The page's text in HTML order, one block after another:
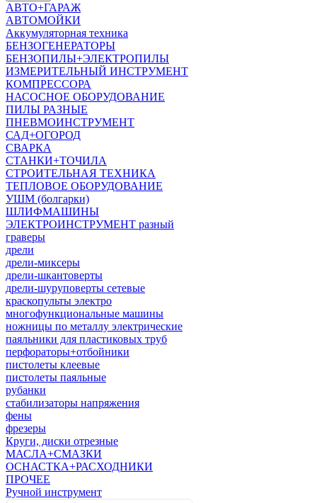
АВТО+ГАРАЖ
АВТОМОЙКИ
Аккумуляторная техника
БЕНЗОГЕНЕРАТОРЫ
БЕНЗОПИЛЫ+ЭЛЕКТРОПИЛЫ
ИЗМЕРИТЕЛЬНЫЙ ИНСТРУМЕНТ
КОМПРЕССОРА
НАСОСНОЕ ОБОРУДОВАНИЕ
ПИЛЫ РАЗНЫЕ
ПНЕВМОИНСТРУМЕНТ
САД+ОГОРОД
СВАРКА
СТАНКИ+ТОЧИЛА
СТРОИТЕЛЬНАЯ ТЕХНИКА
ТЕПЛОВОЕ ОБОРУДОВАНИЕ
УШМ (болгарки)
ШЛИФМАШИНЫ
ЭЛЕКТРОИНСТРУМЕНТ разный
граверы
дрели
дрели-миксеры
дрели-шкантоверты
дрели-шуруповерты сетевые
краскопульты электро
многофункциональные машины
ножницы по металлу электрические
паяльники для пластиковых труб
перфораторы+отбойники
пистолеты клеевые
пистолеты паяльные
рубанки
стабилизаторы напряжения
фены
фрезеры
Круги, диски отрезные
МАСЛА+СМАЗКИ
ОСНАСТКА+РАСХОДНИКИ
ПРОЧЕЕ
Ручной инструмент